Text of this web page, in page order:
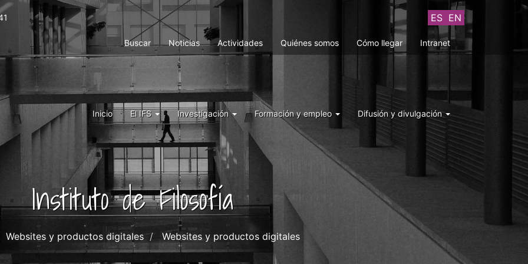
ES EN
Menu
top
right
Buscar Noticias Actividades Quiénes somos Cómo llegar Intranet
Menu
IFS
Inicio El IFS Investigación Formación y empleo Difusión y divulgación
Instituto de Filosofía
Websites y productos digitales Websites y productos digitales